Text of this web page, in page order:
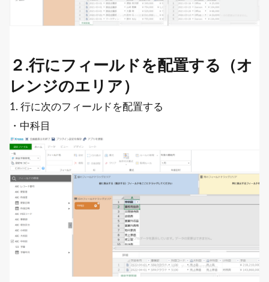
２.行にフィールドを配置する（オ
レンジのエリア）
1. 行に次のフィールドを配置する
・中科目